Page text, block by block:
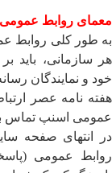
معمای روابط عمومی
به طور کلی روابط
هر سازمانی،
خود و نمایندگان
هفته نامه عصر
عمومی اسنپ تماس
در انتهای صفحه
روابط عمومی